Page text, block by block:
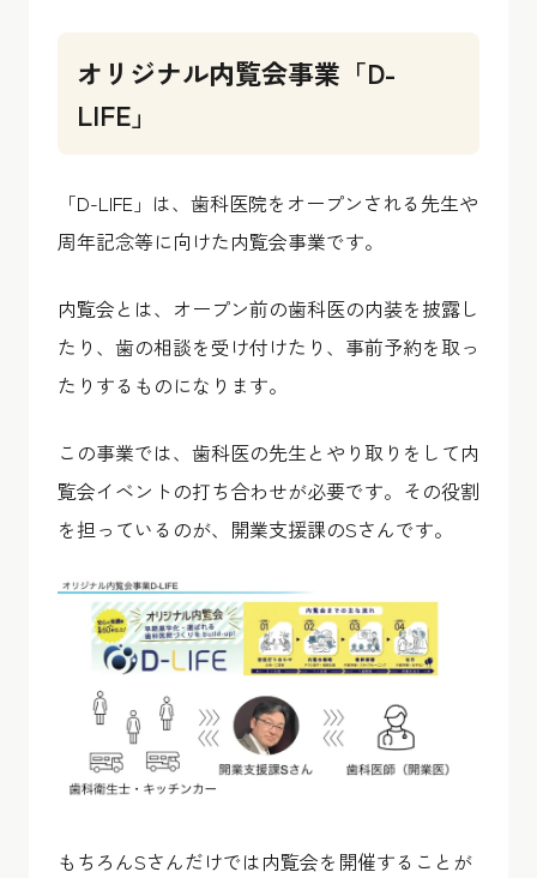
オリジナル内覧会事業「D-
LIFE」
「D-LIFE」は、歯科医院をオープンされる先生や
周年記念等に向けた内覧会事業です。
内覧会とは、オープン前の歯科医の内装を披露し
たり、歯の相談を受け付けたり、事前予約を取っ
たりするものになります。
この事業では、歯科医の先生とやり取りをして内
覧会イベントの打ち合わせが必要です。その役割
を担っているのが、開業支援課のSさんです。
もちろんSさんだけでは内覧会を開催することが